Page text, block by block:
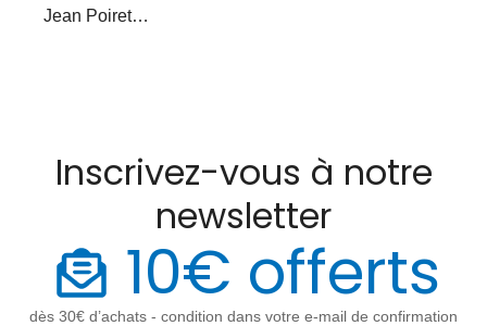
Jean Poiret…
Inscrivez-vous à notre
newsletter
10€ offerts
dès 30€ d’achats - condition dans votre e-mail de confirmation